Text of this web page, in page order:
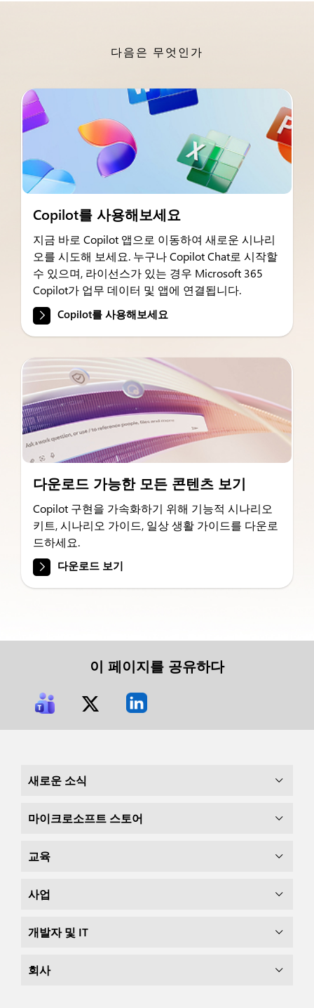
다음은 무엇인가
Copilot를 사용해보세요
지금 바로 Copilot 앱으로 이동하여 새로운 시나리
오를 시도해 보세요. 누구나 Copilot Chat로 시작할
수 있으며, 라이선스가 있는 경우 Microsoft 365
Copilot가 업무 데이터 및 앱에 연결됩니다.
Copilot를 사용해보세요
다운로드 가능한 모든 콘텐츠 보기
Copilot 구현을 가속화하기 위해 기능적 시나리오
키트, 시나리오 가이드, 일상 생활 가이드를 다운로
드하세요.
다운로드 보기
이 페이지를 공유하다
새로운 소식
마이크로소프트 스토어
교육
사업
개발자 및 IT
회사